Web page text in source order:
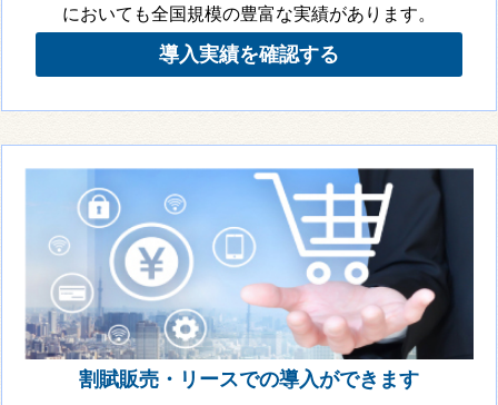
においても全国規模の豊富な実績があります。
導入実績を確認する
割賦販売・リースでの導入ができます